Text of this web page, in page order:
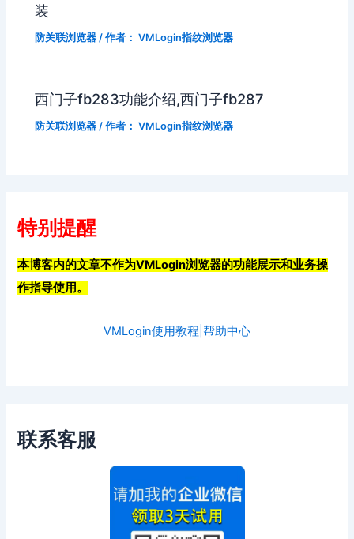
装
防关联浏览器 / 作者： VMLogin指纹浏览器
西门子fb283功能介绍,西门子fb287
防关联浏览器 / 作者： VMLogin指纹浏览器
特别提醒
本博客内的文章不作为VMLogin浏览器的功能展示和业务操
作指导使用。
VMLogin使用教程|帮助中心
联系客服